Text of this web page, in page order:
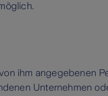
ihm angegebenen
Unternehmen